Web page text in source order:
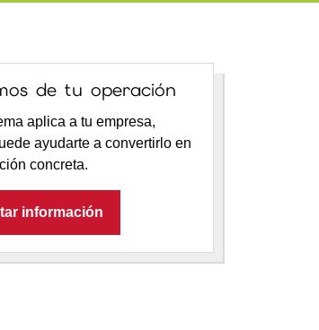
de tu operación
aplica a tu empresa,
ayudarte a convertirlo en
concreta.
información